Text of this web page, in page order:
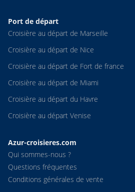
Port de départ
Croisière au départ de Marseille
Croisière au départ de Nice
Croisière au départ de Fort de france
Croisière au départ de Miami
Croisière au départ du Havre
Croisière au départ Venise
Azur-croisieres.com
Qui sommes-nous ?
Questions fréquentes
Conditions générales de vente